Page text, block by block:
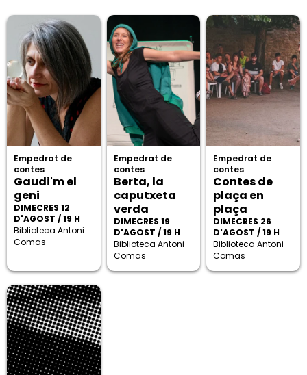
Empedrat de
contes
Gaudi'm el
geni
DIMECRES 12
D'AGOST / 19 H
Biblioteca Antoni
Comas
Empedrat de
contes
Berta, la
caputxeta
verda
DIMECRES 19
D'AGOST / 19 H
Biblioteca Antoni
Comas
Empedrat de
contes
Contes de
plaça en
plaça
DIMECRES 26
D'AGOST / 19 H
Biblioteca Antoni
Comas